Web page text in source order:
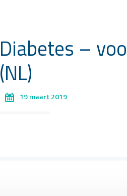
Diabetes –
(NL)
19 maart 2019